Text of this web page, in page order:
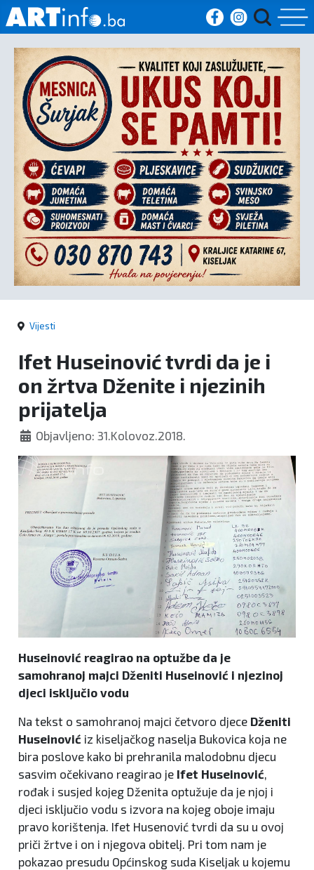
Početna
Vijesti
Sport
Kultura
Crna
kronika
Politika
Vijesti
Ifet Huseinović tvrdi da je i
on žrtva Dženite i njezinih
prijatelja
Objavljeno: 31.Kolovoz.2018.
Huseinović reagirao na optužbe da je
samohranoj majci Dženiti Huseinović i njezinoj
djeci isključio vodu
Na tekst o samohranoj majci četvoro djece Dženiti
Huseinović iz kiseljačkog naselja Bukovica koja ne
bira poslove kako bi prehranila malodobnu djecu
sasvim očekivano reagirao je Ifet Huseinović,
rođak i susjed kojeg Dženita optužuje da je njoj i
djeci isključio vodu s izvora na kojeg oboje imaju
pravo korištenja. Ifet Husenović tvrdi da su u ovoj
priči žrtve i on i njegova obitelj. Pri tom nam je
pokazao presudu Općinskog suda Kiseljak u kojemu